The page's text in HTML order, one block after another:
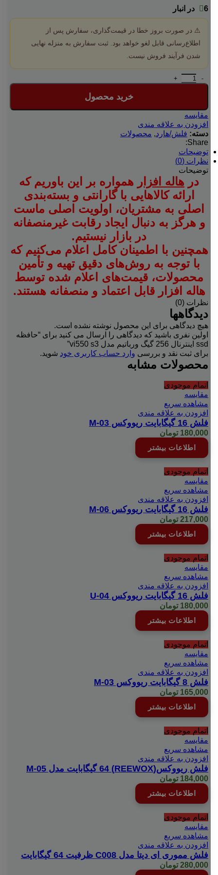
6 در انبار
⚠️ در صورت بروز خطا در قیمت‌گذاری، سفارش پس از
اطلاع‌رسانی قابل لغو خواهد بود. ثبت سفارش به منزله نهایی
شدن فرآیند فروش نیست.
حافظه ssd اینترنال 256 گیگ ورباتیم مدل vi550 s3 عدد
خرید محصول
مقایسه
افزودن به علاقه مندی
دسته: فلش/هارد, محصولات
Share:
توضیحات
نظرات (0)
توضیحات
در هاله افزار همواره بر این باوریم که
ارائه کالاهایی با گارانتی و بسته‌بندی
اصلی به مشتریان، اولویت اصلی ماست
و هرگز به دنبال ایجاد رقابت غیرمنصفانه
در بازار نیستیم.
همچنین با اطمینان کامل اعلام می‌کنیم که
با توجه به روش‌های دقیق تهیه و تأمین
محصولات، قیمت‌های اعلام شده توسط
هاله افزار قابل اعتماد و منصفانه هستند.
نظرات (0)
دیدگاهها
هیچ دیدگاهی برای این محصول نوشته نشده است.
اولین نفری باشید که دیدگاهی را ارسال می کنید برای “حافظه
ssd اینترنال 256 گیگ ورباتیم مدل vi550 s3”
برای ثبت نقد و بررسی وارد حساب کاربری خود شوید.
محصولات مشابه
اتمام موجودی
مقایسه
مشاهده سریع
افزودن به علاقه مندی
فلش 16 گیگابایت ریووکس M-03
180,000 تومان
اطلاعات بیشتر
اتمام موجودی
مقایسه
مشاهده سریع
افزودن به علاقه مندی
فلش 16 گیگابایت ریووکس M-06
217,000 تومان
اطلاعات بیشتر
اتمام موجودی
مقایسه
مشاهده سریع
افزودن به علاقه مندی
فلش 16 گیگابایت ریووکس U-04
180,000 تومان
اطلاعات بیشتر
اتمام موجودی
مقایسه
مشاهده سریع
افزودن به علاقه مندی
فلش 8 گیگابایت ریووکس M-03
165,000 تومان
اطلاعات بیشتر
اتمام موجودی
مقایسه
مشاهده سریع
افزودن به علاقه مندی
فلش ریووکس(REEWOX) 64 گیگابایت مدل M-05
184,000 تومان
اطلاعات بیشتر
اتمام موجودی
مقایسه
مشاهده سریع
افزودن به علاقه مندی
فلش مموری ای دیتا مدل C008 ظرفیت 64 گیگابایت
280,000 تومان